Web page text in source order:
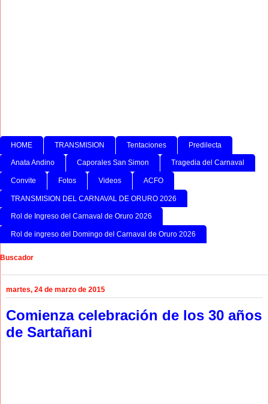
HOME TRANSMISION Tentaciones Predilecta
Anata Andino Caporales San Simon Tragedia del Carnaval
Convite Fotos Videos ACFO
TRANSMISION DEL CARNAVAL DE ORURO 2026
Rol de Ingreso del Carnaval de Oruro 2026
Rol de ingreso del Domingo del Carnaval de Oruro 2026
Buscador
martes, 24 de marzo de 2015
Comienza celebración de los 30 años
de Sartañani